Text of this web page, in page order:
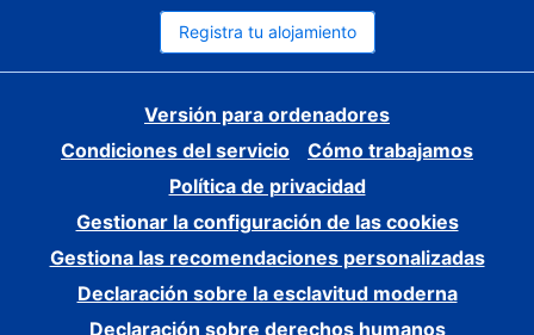
Registra tu alojamiento
Versión para ordenadores
Condiciones del servicio
Cómo trabajamos
Política de privacidad
Gestionar la configuración de las cookies
Gestiona las recomendaciones personalizadas
Declaración sobre la esclavitud moderna
Declaración sobre derechos humanos